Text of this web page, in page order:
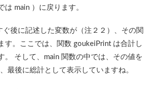
は main ）に戻ります。
後に記述した変数が（注２２）、その関
す。ここでは、関数 goukeiPrint は合計し
。 そして、main 関数の中では、その値を
最後に総計として表示していますね。